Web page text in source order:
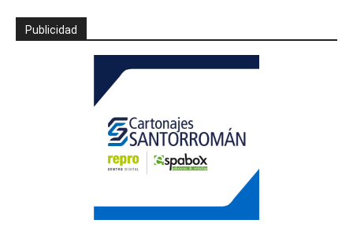
Publicidad